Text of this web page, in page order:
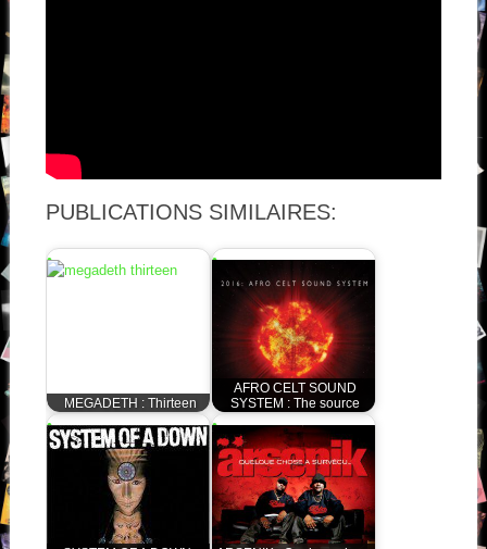
PUBLICATIONS SIMILAIRES:
MEGADETH : Thirteen
AFRO CELT SOUND
SYSTEM : The source